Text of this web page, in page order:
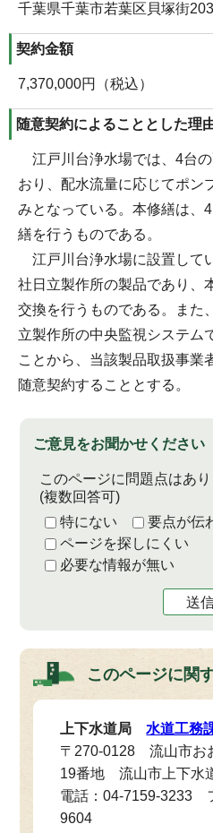
千葉県千葉市若葉区貝塚街
契約金額
7,370,000円（税込）
随意契約によることとした理
江戸川台浄水場では、4台
おり、配水流量に応じてポン
みとなっている。本修繕は、
繕を行うものである。
江戸川台浄水場に設置して
社日立製作所の製品であり、
交換を行うものである。また
立製作所の中央監視システム
ことから、当該製品取扱事業
随意契約することとする。
ご意見をお聞かせください
このページに問題点はあ
(複数回答可)
特にない
要点が伝
ページを探しにくい
必要な情報が無い
送
このページに関
上下水道局水道工務
〒270-0128 流山市お
19番地 流山市上下水
電話：04-7159-3233
9604